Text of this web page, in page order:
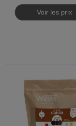
Voir les prix